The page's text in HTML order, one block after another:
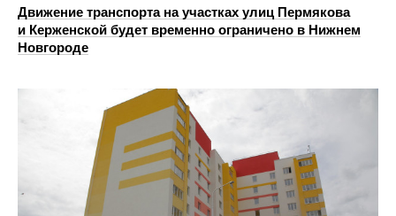
Движение транспорта на участках улиц Пермякова
и Керженской будет временно ограничено в Нижнем
Новгороде